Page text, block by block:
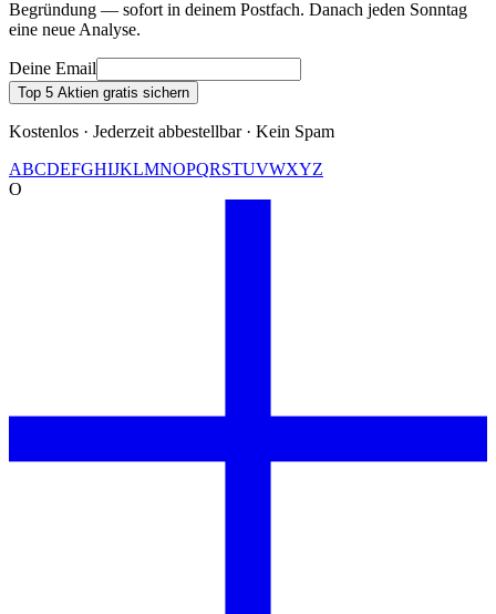
Begründung — sofort in deinem Postfach. Danach jeden Sonntag
eine neue Analyse.
Deine Email
Top 5 Aktien gratis sichern
Kostenlos · Jederzeit abbestellbar · Kein Spam
ABCDEFGHIJKLMNOPQRSTUVWXYZ
O